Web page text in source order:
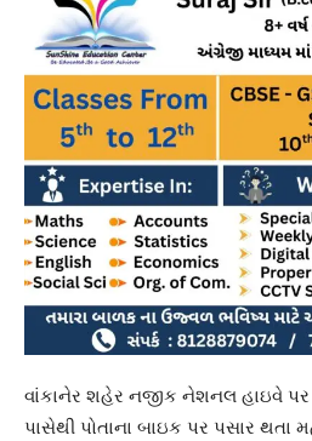
વાંકાનેર શહેર નજીક નેશનલ હાઇવે પર
પાસેથી પોતાના બાઇક પર પસાર